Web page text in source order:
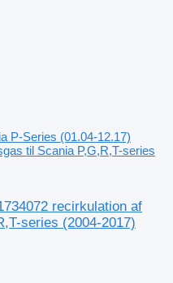
P-Series (01.04-12.17)
til Scania P,G,R,T-series
recirkulation af
series (2004-2017)